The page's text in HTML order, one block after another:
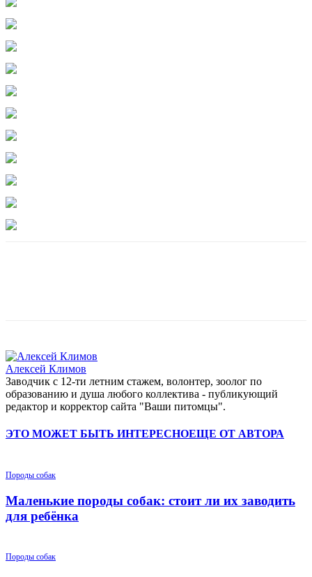
Алексей Климов
Заводчик c 12-ти летним стажем, волонтер, зоолог по
образованию и душа любого коллектива - публикующий
редактор и корректор сайта "Ваши питомцы".
ЭТО МОЖЕТ БЫТЬ ИНТЕРЕСНОЕЩЕ ОТ АВТОРА
Породы собак
Маленькие породы собак: стоит ли их заводить
для ребёнка
Породы собак